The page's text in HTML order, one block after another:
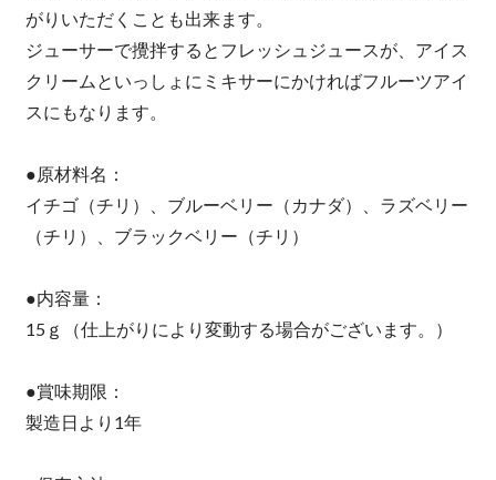
がりいただくことも出来ます。
ジューサーで攪拌するとフレッシュジュースが、アイス
クリームといっしょにミキサーにかければフルーツアイ
スにもなります。
●原材料名：
イチゴ（チリ）、ブルーベリー（カナダ）、ラズベリー
（チリ）、ブラックベリー（チリ）
●内容量：
15ｇ（仕上がりにより変動する場合がございます。）
●賞味期限：
製造日より1年